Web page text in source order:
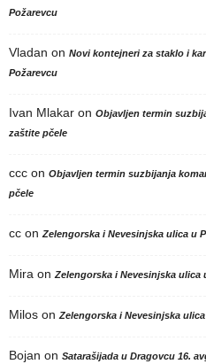
Požarevcu
Vladan on Novi kontejneri za staklo i
Požarevcu
Ivan Mlakar on Objavljen termin
zaštite pčele
ccc on Objavljen termin suzbijanja
pčele
cc on Zelengorska i Nevesinjska ulica u
Mira on Zelengorska i Nevesinjska ulica
Milos on Zelengorska i Nevesinjska
Bojan on Satarašijada u Dragovcu 16.